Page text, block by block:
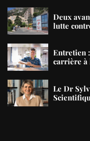
Deux
lutte
Entretien
carrière à
Le Dr